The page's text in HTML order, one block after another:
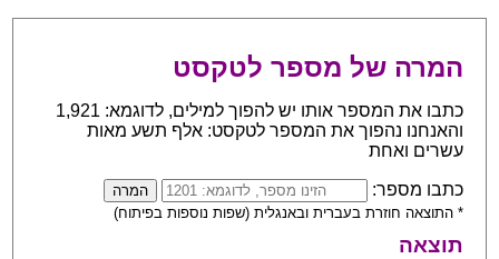
המרה של מספר לטקסט
כתבו את המספר אותו יש להפוך למילים, לדוגמא: 1,921
והאנחנו נהפוך את המספר לטקסט: אלף תשע מאות
עשרים ואחת
כתבו מספר:
* התוצאה חוזרת בעברית ובאנגלית (שפות נוספות בפיתוח)
תוצאה